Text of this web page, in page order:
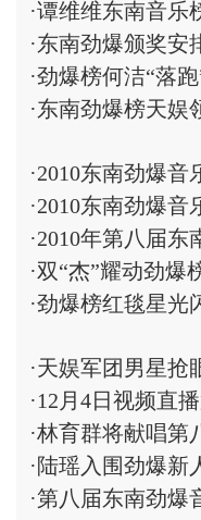
·谭维维东南音乐
·东南劲爆颁奖安
·劲爆榜何洁“落
·东南劲爆榜天娱
·2010东南劲爆音
·2010东南劲爆音
·2010年第八届东
·双“杰”耀动劲爆
·劲爆榜红毯星光
·天娱军团男星抢
·12月4日视频直
·林育群将献唱第
·陆瑶入围劲爆新
·第八届东南劲爆